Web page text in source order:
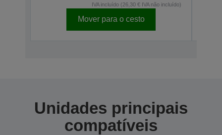
IVA incluído (26,30 € IVA não incluído)
Mover para o cesto
Unidades principais
compatíveis